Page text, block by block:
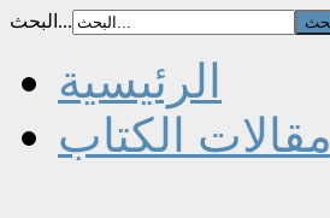
البحث...
الرئيسية
مقالات الكتاب